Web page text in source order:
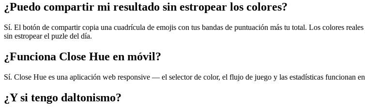
¿Puedo compartir mi resultado sin estropear los colores?
Sí. El botón de compartir copia una cuadrícula de emojis con tus bandas de puntuación más tu total. Los colores
sin estropear el puzle del día.
¿Funciona Close Hue en móvil?
Sí. Close Hue es una aplicación web responsive — el selector de color, el flujo de juego y las estadísticas funcionan
¿Y si tengo daltonismo?